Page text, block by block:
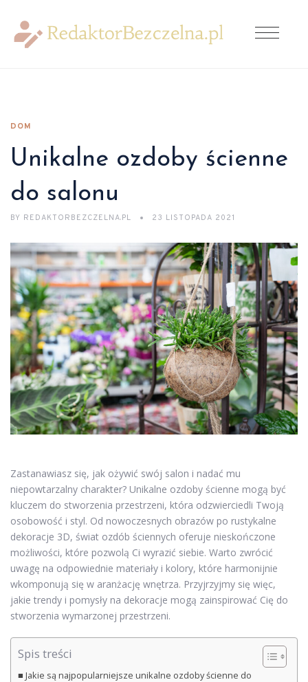
DOM
Unikalne ozdoby ścienne
do salonu
BY REDAKTORBEZCZELNA.PL 23 LISTOPADA 2021
Zastanawiasz się, jak ożywić swój salon i nadać mu
niepowtarzalny charakter? Unikalne ozdoby ścienne mogą być
kluczem do stworzenia przestrzeni, która odzwierciedli Twoją
osobowość i styl. Od nowoczesnych obrazów po rustykalne
dekoracje 3D, świat ozdób ściennych oferuje nieskończone
możliwości, które pozwolą Ci wyrazić siebie. Warto zwrócić
uwagę na odpowiednie materiały i kolory, które harmonijnie
wkomponują się w aranżację wnętrza. Przyjrzyjmy się więc,
jakie trendy i pomysły na dekoracje mogą zainspirować Cię do
stworzenia wymarzonej przestrzeni.
Spis treści
Jakie są najpopularniejsze unikalne ozdoby ścienne do